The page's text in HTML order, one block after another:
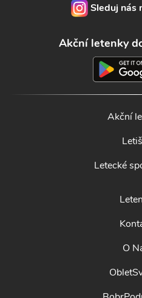
Sleduj nás
Akční letenky
Akční
Letecké
O